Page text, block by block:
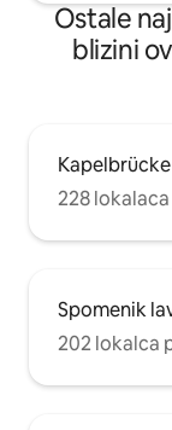
Ostale
blizini
Kapelbrücke
228
Spomenik
202 lokalca